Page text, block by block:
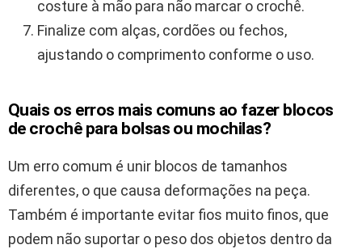
costure à mão para não marcar o crochê.
Finalize com alças, cordões ou fechos,
ajustando o comprimento conforme o uso.
Quais os erros mais comuns ao fazer blocos
de crochê para bolsas ou mochilas?
Um erro comum é unir blocos de tamanhos
diferentes, o que causa deformações na peça.
Também é importante evitar fios muito finos, que
podem não suportar o peso dos objetos dentro da